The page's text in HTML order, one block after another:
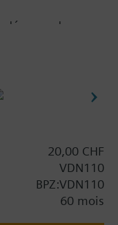
par des
20,00 CHF
VDN110
BPZ:VDN110
60 mois